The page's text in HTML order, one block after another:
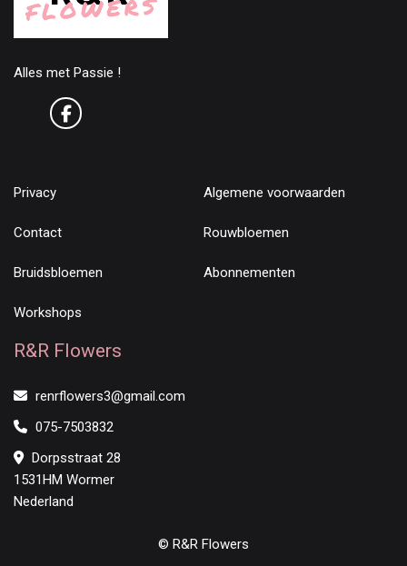
Alles met Passie !
Privacy Algemene voorwaarden
Contact Rouwbloemen
Bruidsbloemen Abonnementen
Workshops
R&R Flowers
renrflowers3@gmail.com
075-7503832
Dorpsstraat 28
1531HM Wormer
Nederland
© R&R Flowers